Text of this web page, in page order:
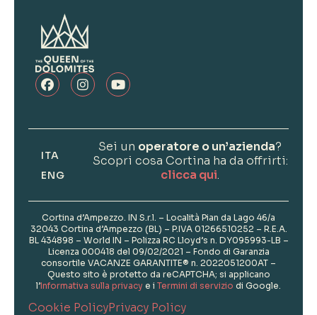
ITA
ENG
Sei un operatore o un’azienda?
Scopri cosa Cortina ha da offrirti:
clicca qui.
Cortina d’Ampezzo. IN S.r.l. – Località Pian da Lago 46/a
32043 Cortina d’Ampezzo (BL) – P.IVA 01266510252 – R.E.A.
BL 434898 – World IN – Polizza RC Lloyd’s n. DY095993-LB –
Licenza 000418 del 09/02/2021 – Fondo di Garanzia
consortile VACANZE GARANTITE® n. 2022051200AT –
Questo sito è protetto da reCAPTCHA; si applicano
l’Informativa sulla privacy e i Termini di servizio di Google.
Cookie PolicyPrivacy Policy